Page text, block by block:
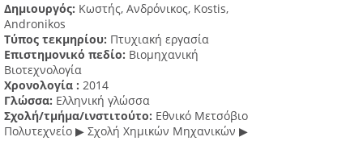
Δημιουργός: Κωστής, Ανδρόνικος, Kostis,
Andronikos
Τύπος τεκμηρίου: Πτυχιακή εργασία
Επιστημονικό πεδίο: Βιομηχανική
Βιοτεχνολογία
Χρονολογία : 2014
Γλώσσα: Ελληνική γλώσσα
Σχολή/τμήμα/ινστιτούτο: Εθνικό Μετσόβιο
Πολυτεχνείο ▶ Σχολή Χημικών Μηχανικών ▶